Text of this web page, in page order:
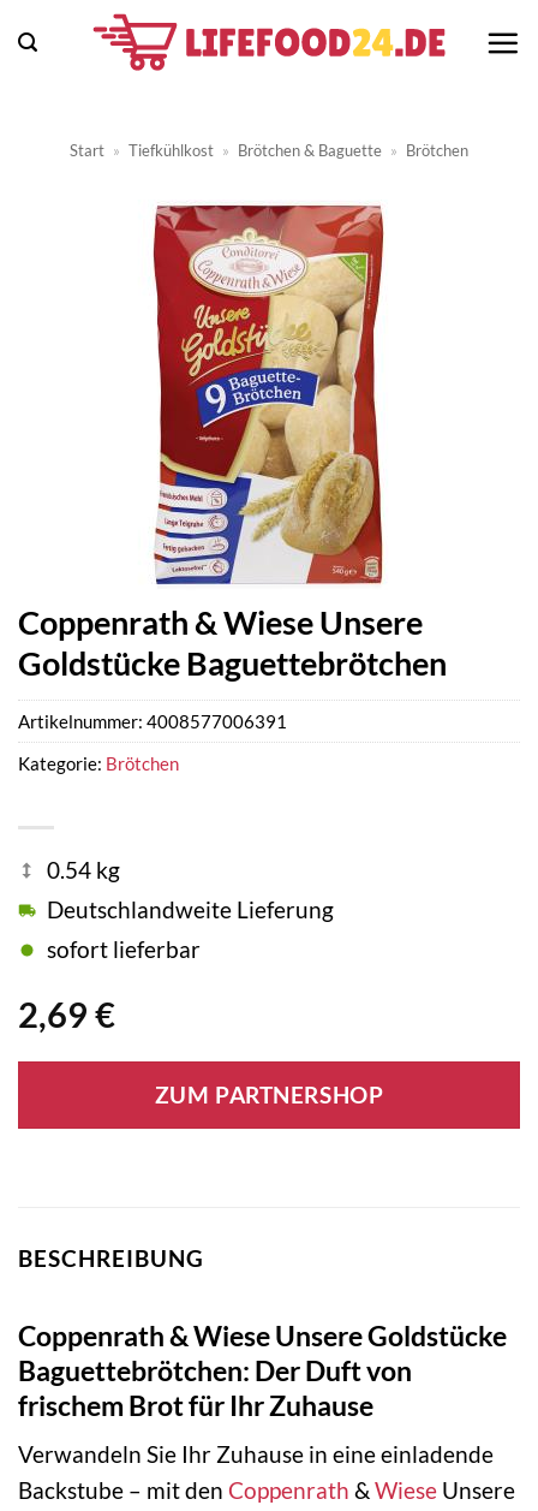
Inhalt
Start » Tiefkühlkost » Brötchen & Baguette » Brötchen
Coppenrath & Wiese Unsere
Goldstücke Baguettebrötchen
2,69 €
0.54 kg
Deutschlandweite Lieferung
sofort lieferbar
ZUM PARTNERSHOP
Artikelnummer: 4008577006391
Kategorie: Brötchen
BESCHREIBUNG
Coppenrath & Wiese Unsere Goldstücke
Baguettebrötchen: Der Duft von
frischem Brot für Ihr Zuhause
Verwandeln Sie Ihr Zuhause in eine einladende
Backstube – mit den Coppenrath & Wiese Unsere